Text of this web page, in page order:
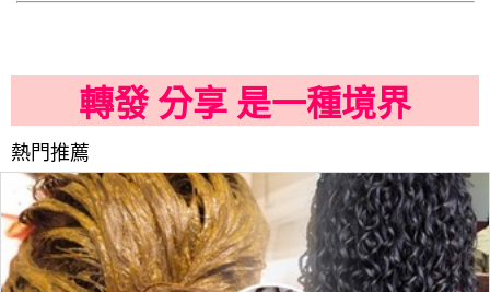
轉發 分享 是一種境界
熱門推薦